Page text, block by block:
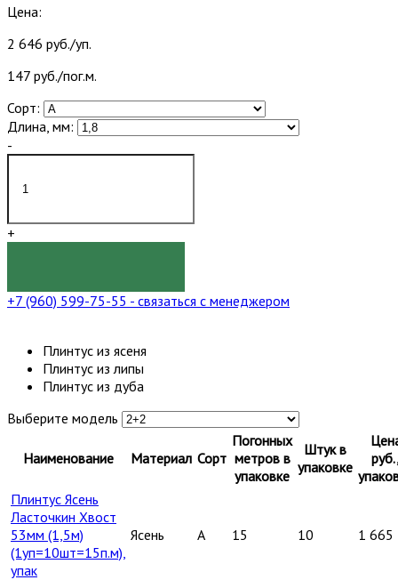
Цена:
2 646 руб./уп.
147 руб./пог.м.
Сорт:
Длина, мм:
-
+
+7 (960) 599-75-55 - связаться с менеджером
Плинтус из ясеня
Плинтус из липы
Плинтус из дуба
Выберите модель
Наименование Материал Сорт
Погонных
метров в
упаковке
Штук в
упаковке
Плинтус Ясень
Ласточкин Хвост
53мм (1,5м)
(1уп=10шт=15п.м),
упак
Ясень A 15 10 1 665